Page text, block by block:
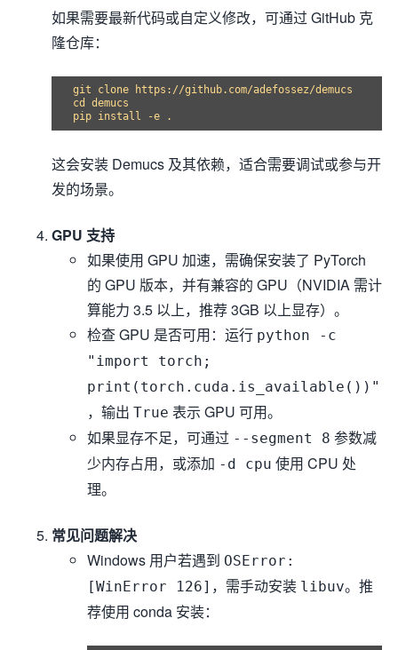
如果需要最新代码或自定义修改，可通过 GitHub 克
隆仓库：
git clone
cd
demucs
这会安装 Demucs 及其依赖，适合需要调试或参与开
发的场景。
GPU 支持
如果使用 GPU 加速，需确保安装了 PyTorch
的 GPU 版本，并有兼容的 GPU（NVIDIA 需计
算能力 3.5 以上，推荐 3GB 以上显存）。
检查 GPU 是否可用：运行 python -c
"import torch;
print(torch.cuda.is_available())"
，输出 True 表示 GPU 可用。
如果显存不足，可通过 --segment 8 参数减
少内存占用，或添加 -d cpu 使用 CPU 处
理。
常见问题解决
Windows 用户若遇到 OSError:
[WinError 126] ，需手动安装 libuv。推
荐使用 conda 安装：